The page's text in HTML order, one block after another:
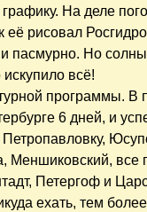
На деле
её рисовал
пасмурно. Но
всё!
программы.
6 дней, и
Меншиковский, все
Петергоф и
ехать, тем